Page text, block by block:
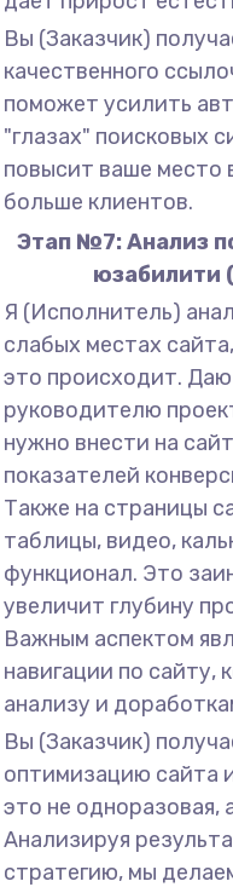
Вы (Заказчик)
качественного
поможет усилить
"глазах" поисковых
повысит ваше место
больше клиентов.
Этап №7: Анализ
юзабилити
Я (Исполнитель)
слабых местах
это происходит.
руководителю
нужно внести на
показателей
Также на страницы
таблицы, видео,
функционал. Это
увеличит глубину
Важным аспектом
навигации по
анализу и
Вы (Заказчик)
оптимизацию сайта
это не одноразовая,
Анализируя
стратегию, мы